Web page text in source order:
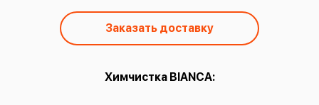
Заказать доставку
Химчистка BIANCA: